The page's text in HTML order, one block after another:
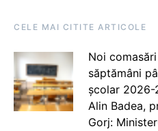
CELE MAI CITITE ARTICOLE
Noi
săptămâni
școlar 2026-
Alin Badea,
Gorj: